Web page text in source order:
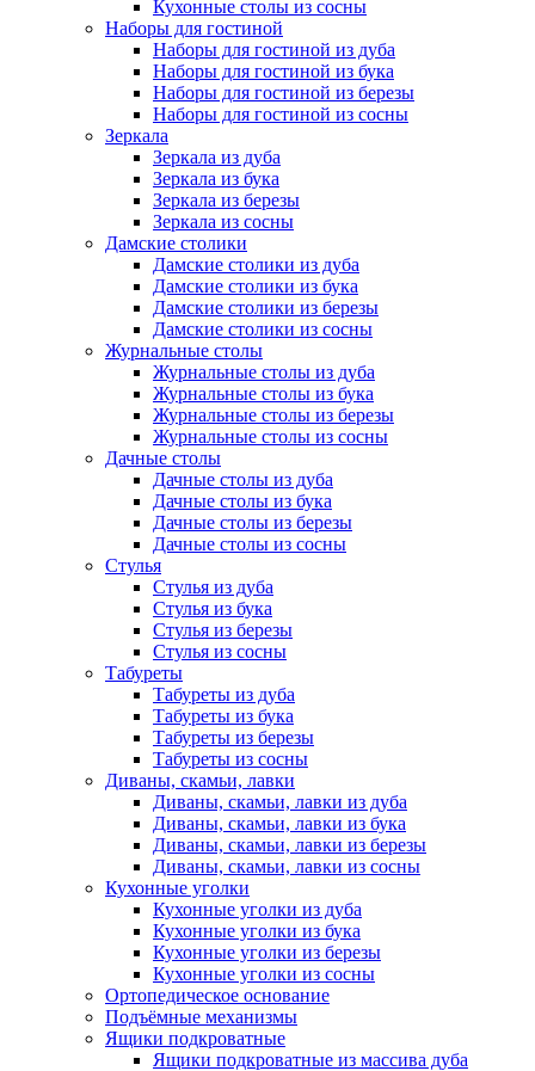
Кухонные столы из сосны
Наборы для гостиной
Наборы для гостиной из дуба
Наборы для гостиной из бука
Наборы для гостиной из березы
Наборы для гостиной из сосны
Зеркала
Зеркала из дуба
Зеркала из бука
Зеркала из березы
Зеркала из сосны
Дамские столики
Дамские столики из дуба
Дамские столики из бука
Дамские столики из березы
Дамские столики из сосны
Журнальные столы
Журнальные столы из дуба
Журнальные столы из бука
Журнальные столы из березы
Журнальные столы из сосны
Дачные столы
Дачные столы из дуба
Дачные столы из бука
Дачные столы из березы
Дачные столы из сосны
Стулья
Стулья из дуба
Стулья из бука
Стулья из березы
Стулья из сосны
Табуреты
Табуреты из дуба
Табуреты из бука
Табуреты из березы
Табуреты из сосны
Диваны, скамьи, лавки
Диваны, скамьи, лавки из дуба
Диваны, скамьи, лавки из бука
Диваны, скамьи, лавки из березы
Диваны, скамьи, лавки из сосны
Кухонные уголки
Кухонные уголки из дуба
Кухонные уголки из бука
Кухонные уголки из березы
Кухонные уголки из сосны
Ортопедическое основание
Подъёмные механизмы
Ящики подкроватные
Ящики подкроватные из массива дуба